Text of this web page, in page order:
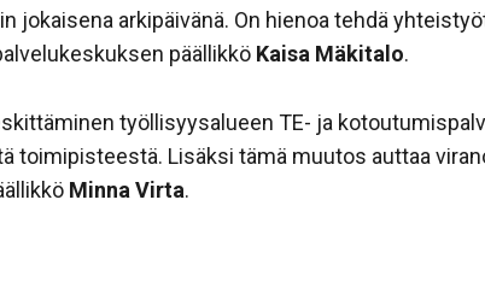
jokaisena arkipäivänä. On hienoa tehdä
päällikkö Kaisa Mäkitalo.
työllisyysalueen TE- ja
toimipisteestä. Lisäksi tämä muutos auttaa
Minna Virta.